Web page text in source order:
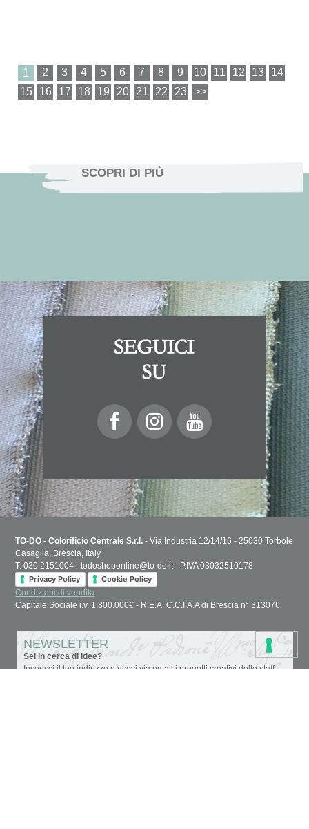
1
SCOPRI DI PIÙ
TO-DO - Colorificio Centrale S.r.l. - Via Industria 12/14/16 - 25030 Torbole
Casaglia, Brescia, Italy
T. 030 2151004 - todoshoponline@to-do.it - P.IVA 03032510178
Privacy Policy
Cookie Policy
Condizioni di vendita
Capitale Sociale i.v. 1.800.000€ - R.E.A. C.C.I.A.A di Brescia n° 313076
NEWSLETTER
Sei in cerca di idee?
Inserisci il tuo indirizzo e ricevi via email i progetti creativi dello staff